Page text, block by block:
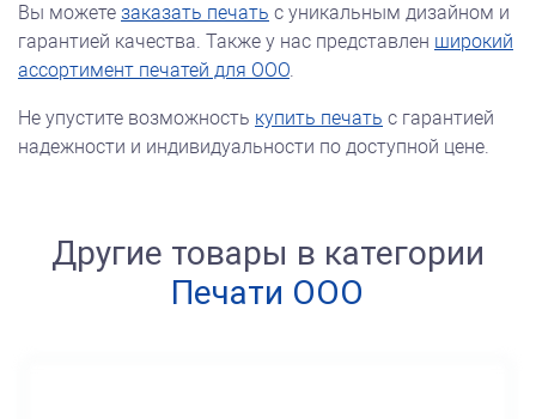
Вы можете заказать печать с уникальным дизайном и
гарантией качества. Также у нас представлен широкий
ассортимент печатей для ООО.
Не упустите возможность купить печать с гарантией
надежности и индивидуальности по доступной цене.
Другие товары в категории
Печати ООО